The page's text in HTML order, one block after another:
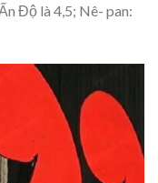
Độ là 4,5; Nê- pan: